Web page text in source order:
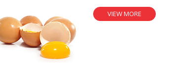
VIEW MORE